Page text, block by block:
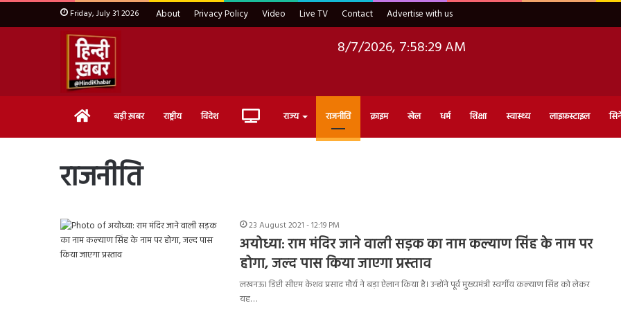
Friday, July 31 2026 About Privacy Policy Video Live TV Contact Advertise with us
8/7/2026, 7:58:30 AM
Home बड़ी ख़बर राष्ट्रीय विदेश Live राज्य राजनीति क्राइम खेल धर्म शिक्षा स्वास्थ्य लाइफ़स्टाइल
राजनीति
23 August 2021 - 12:19 PM
अयोध्या: राम मंदिर जाने वाली सड़क का नाम कल्याण सिंह के नाम पर
होगा, जल्‍द पास किया जाएगा प्रस्‍ताव
लखनऊ। डिप्टी सीएम केशव प्रसाद मौर्य ने बड़ा ऐलान किया है। उन्होंने पूर्व मुख्यमंत्री स्वर्गीय कल्याण सिंह को लेकर
यह…